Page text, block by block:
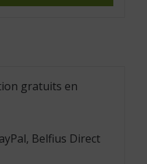
gratuits en
Belfius Direct